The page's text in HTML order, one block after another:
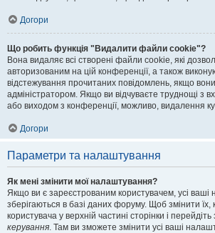
Догори
Що робить функція "Видалити файли cookie"?
Вона видаляє всі створені файли cookie, які
авторизованим на цій конференції, а також
відстежування прочитаних повідомлень, якщо вони
адміністратором. Якщо ви відчуваєте труднощі з
або виходом з конференції, можливо, видалення
Догори
Параметри та налаштування
Як мені змінити мої налаштування?
Якщо ви є зареєстрованим користувачем, усі ваші
зберігаються в базі даних форуму. Щоб змінити їх,
користувача у верхній частині сторінки і
керування. Там ви зможете змінити усі ваші